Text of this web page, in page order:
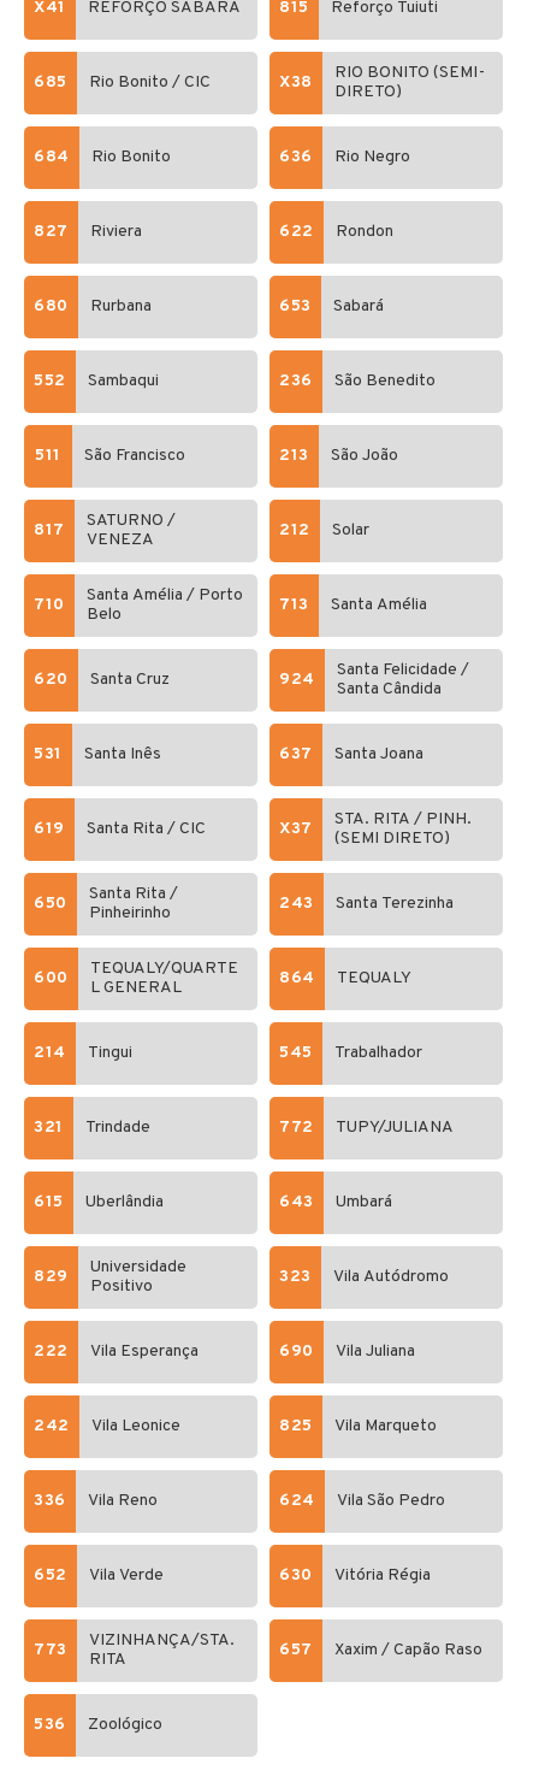
X41 REFORÇO SABARÁ 815 Reforço Tuiuti
685 Rio Bonito / CIC X38
RIO BONITO (SEMI-
DIRETO)
684 Rio Bonito 636 Rio Negro
827 Riviera 622 Rondon
680 Rurbana 653 Sabará
552 Sambaqui 236 São Benedito
511 São Francisco 213 São João
817
SATURNO /
VENEZA
212 Solar
710
Santa Amélia / Porto
Belo
713 Santa Amélia
620 Santa Cruz 924
Santa Felicidade /
Santa Cândida
531 Santa Inês 637 Santa Joana
619 Santa Rita / CIC X37
STA. RITA / PINH.
(SEMI DIRETO)
650
Santa Rita /
Pinheirinho
243 Santa Terezinha
600
TEQUALY/QUARTE
L GENERAL
864 TEQUALY
214 Tingui 545 Trabalhador
321 Trindade 772 TUPY/JULIANA
615 Uberlândia 643 Umbará
829
Universidade
Positivo
323 Vila Autódromo
222 Vila Esperança 690 Vila Juliana
242 Vila Leonice 825 Vila Marqueto
336 Vila Reno 624 Vila São Pedro
652 Vila Verde 630 Vitória Régia
773
VIZINHANÇA/STA.
RITA
657 Xaxim / Capão Raso
536 Zoológico